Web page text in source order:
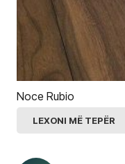
Noce Rubio
LEXONI MË TEPËR